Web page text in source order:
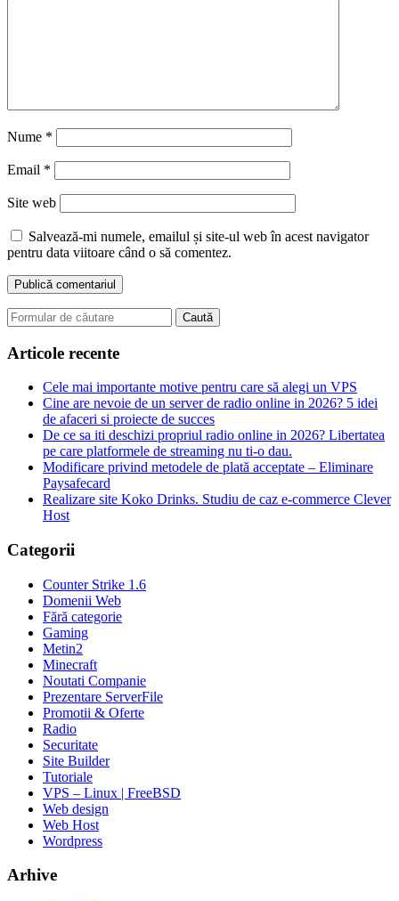
Nume *
Email *
Site web
Salvează-mi numele, emailul și site-ul web în acest navigator
pentru data viitoare când o să comentez.
Search
for:
Articole recente
Cele mai importante motive pentru care să alegi un VPS
Cine are nevoie de un server de radio online in 2026? 5 idei
de afaceri si proiecte de succes
De ce sa iti deschizi propriul radio online in 2026? Libertatea
pe care platformele de streaming nu ti-o dau.
Modificare privind metodele de plată acceptate – Eliminare
Paysafecard
Realizare site Koko Drinks. Studiu de caz e-commerce Clever
Host
Categorii
Counter Strike 1.6
Domenii Web
Fără categorie
Gaming
Metin2
Minecraft
Noutati Companie
Prezentare ServerFile
Promotii & Oferte
Radio
Securitate
Site Builder
Tutoriale
VPS – Linux | FreeBSD
Web design
Web Host
Wordpress
Arhive